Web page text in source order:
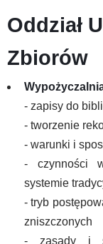
Oddział
Zbiorów
- zapisy do
- tworzenie
- warunki i
- czynności
systemie
- tryb
zniszczonych
- zasady i